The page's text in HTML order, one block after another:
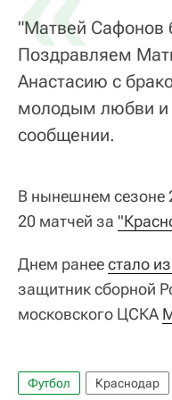
"Матвей Сафонов
Поздравляем
Анастасию с
молодым любви и
сообщении.
В нынешнем сезоне
20 матчей за
Днем ранеестало
защитник сборной
московского ЦСКА
Футбол Краснодар